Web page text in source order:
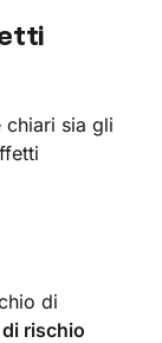
chiari sia gli
di
rischio